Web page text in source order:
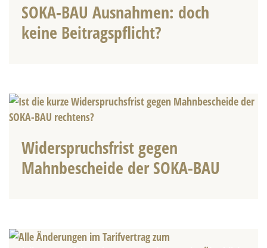
SOKA-BAU Ausnahmen: doch
keine Beitragspflicht?
Widerspruchsfrist gegen
Mahnbescheide der SOKA-BAU